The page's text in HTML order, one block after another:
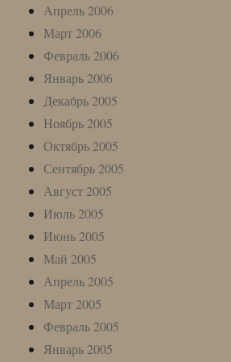
Апрель 2006
Март 2006
Февраль 2006
Январь 2006
Декабрь 2005
Ноябрь 2005
Октябрь 2005
Сентябрь 2005
Август 2005
Июль 2005
Июнь 2005
Май 2005
Апрель 2005
Март 2005
Февраль 2005
Январь 2005